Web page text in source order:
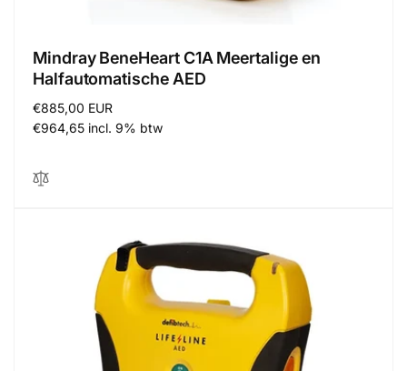
Mindray BeneHeart C1A Meertalige en
Halfautomatische AED
Normale
prijs
€885,00 EUR
€964,65 incl. 9% btw